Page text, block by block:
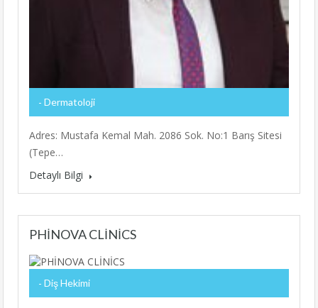
Dermatoloji
Adres: Mustafa Kemal Mah. 2086 Sok. No:1 Barış Sitesi
(Tepe…
Detaylı Bilgi
PHİNOVA CLİNİCS
Diş Hekimi